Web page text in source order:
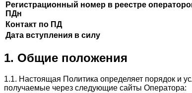
Регистрационный номер в реестре
ПДн
Контакт по ПД
Дата вступления в силу
1. Общие положения
1.1. Настоящая Политика определяет порядок и
получаемые через следующие сайты Оператора: